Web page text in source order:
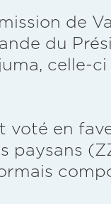
de
du
celle-
voté en
paysans